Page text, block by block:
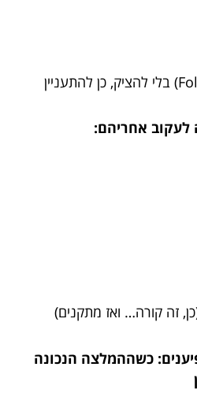
לעקוב אחריהם:
זה קורה… ואז מתקנים)
כשההמלצה הנכונה